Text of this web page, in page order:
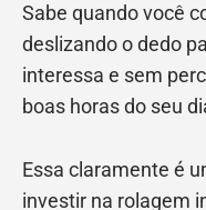
Sabe quando você
deslizando o dedo
interessa e sem
boas horas do seu
Essa claramente é
investir na rolagem